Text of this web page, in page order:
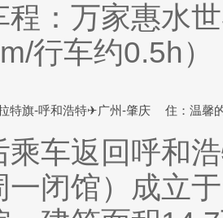
程：万家惠水
行车约0.5h）
特旗-呼和浩特✈广州-肇庆 住：温馨
乘车返回呼和
一闭馆）成立